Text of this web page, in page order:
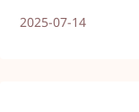
2025-07-14